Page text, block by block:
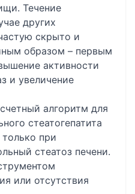
Течение
других
скрыто и
образом – первым
активности
и увеличение
алгоритм для
стеатогепатита
при
стеатоз печени.
или отсутствия